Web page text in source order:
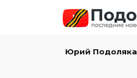
Юрий Подоляка